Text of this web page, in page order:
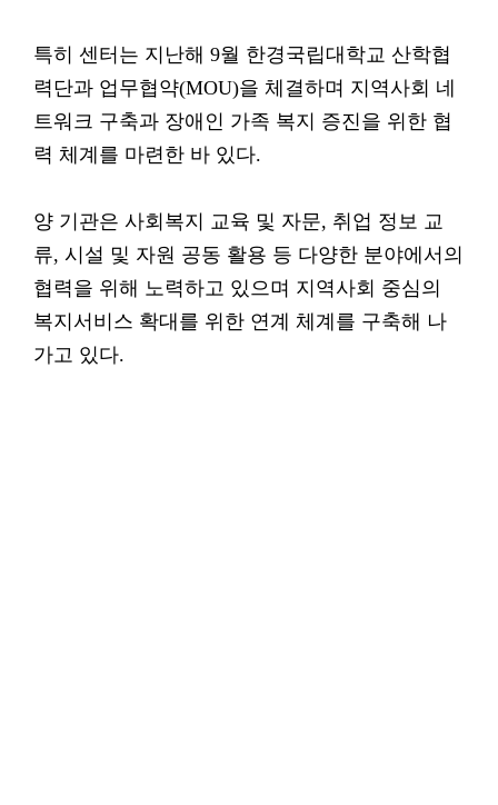
특히 센터는 지난해 9월 한경국립대학교 산학협
력단과 업무협약(MOU)을 체결하며 지역사회 네
트워크 구축과 장애인 가족 복지 증진을 위한 협
력 체계를 마련한 바 있다.
양 기관은 사회복지 교육 및 자문, 취업 정보 교
류, 시설 및 자원 공동 활용 등 다양한 분야에서의
협력을 위해 노력하고 있으며 지역사회 중심의
복지서비스 확대를 위한 연계 체계를 구축해 나
가고 있다.